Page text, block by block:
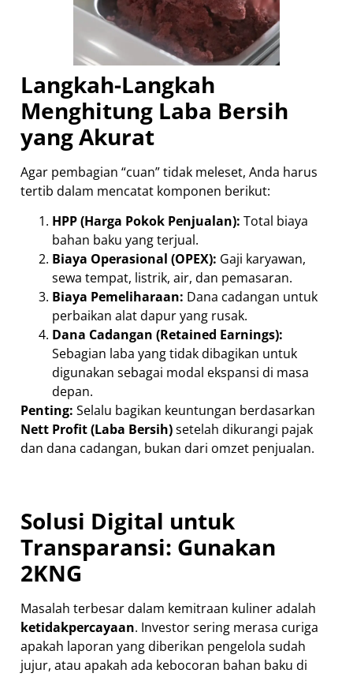
Langkah-Langkah
Menghitung Laba Bersih
yang Akurat
Agar pembagian “cuan” tidak meleset, Anda harus
tertib dalam mencatat komponen berikut:
HPP (Harga Pokok Penjualan): Total biaya
bahan baku yang terjual.
Biaya Operasional (OPEX): Gaji karyawan,
sewa tempat, listrik, air, dan pemasaran.
Biaya Pemeliharaan: Dana cadangan untuk
perbaikan alat dapur yang rusak.
Dana Cadangan (Retained Earnings):
Sebagian laba yang tidak dibagikan untuk
digunakan sebagai modal ekspansi di masa
depan.
Penting: Selalu bagikan keuntungan berdasarkan
Nett Profit (Laba Bersih)setelah dikurangi pajak
dan dana cadangan, bukan dari omzet penjualan.
Solusi Digital untuk
Transparansi: Gunakan
2KNG
Masalah terbesar dalam kemitraan kuliner adalah
ketidakpercayaan. Investor sering merasa curiga
apakah laporan yang diberikan pengelola sudah
jujur, atau apakah ada kebocoran bahan baku di